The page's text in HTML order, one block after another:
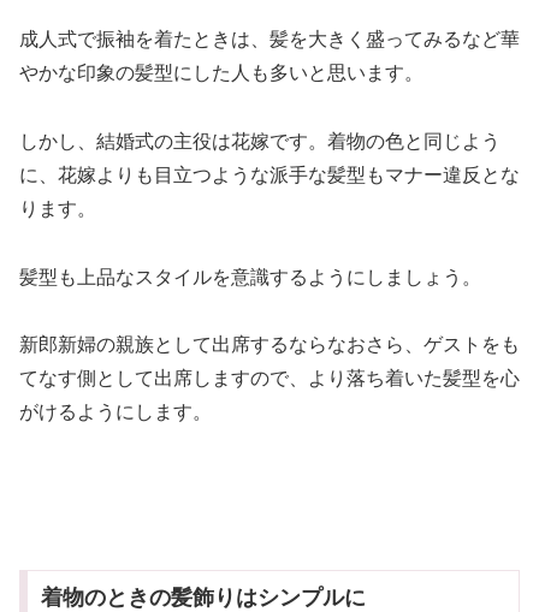
成人式で振袖を着たときは、髪を大きく盛ってみるなど華
やかな印象の髪型にした人も多いと思います。
しかし、結婚式の主役は花嫁です。着物の色と同じよう
に、花嫁よりも目立つような派手な髪型もマナー違反とな
ります。
髪型も上品なスタイルを意識するようにしましょう。
新郎新婦の親族として出席するならなおさら、ゲストをも
てなす側として出席しますので、より落ち着いた髪型を心
がけるようにします。
着物のときの髪飾りはシンプルに